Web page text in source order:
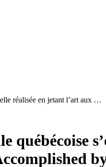
réalisée en jetant l’art aux …